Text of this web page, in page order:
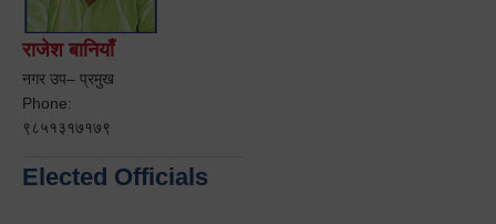
राजेश बानियाँ
नगर उप– प्रमुख
Phone:
९८५१३१७१७९
Elected Officials